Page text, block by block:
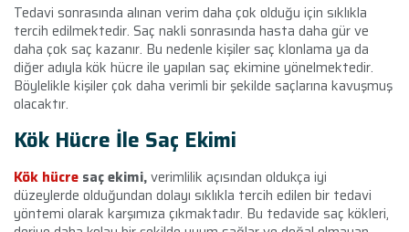
Tedavi sonrasında alınan verim daha çok olduğu için sıklıkla
tercih edilmektedir. Saç nakli sonrasında hasta daha gür ve
daha çok saç kazanır. Bu nedenle kişiler saç klonlama ya da
diğer adıyla kök hücre ile yapılan saç ekimine yönelmektedir.
Böylelikle kişiler çok daha verimli bir şekilde saçlarına kavuşmuş
olacaktır.
Kök Hücre İle Saç Ekimi
Kök hücre saç ekimi,verimlilik açısından oldukça iyi
düzeylerde olduğundan dolayı sıklıkla tercih edilen bir tedavi
yöntemi olarak karşımıza çıkmaktadır. Bu tedavide saç kökleri,